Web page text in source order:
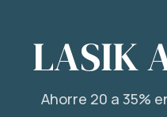
LASIK
Ahorre 20 a 35%